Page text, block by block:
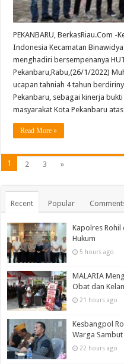
PEKANBARU, BerkasRiau.Com
Indonesia Kecamatan
menghadiri bersempenanya
Pekanbaru,Rabu,(26/1/2022)
ucapan tahniah 4 tahun
Pekanbaru, sebagai kinerja
masyarakat Kota Pekanbaru
Read More »
1 2 3 »
Recent Popular
Kapolres Rohil
Hukum
5 hours ago
MALARIA
Obat dan
21 hours ago
Kesbangpol
Warga Sambut
22 hours ago